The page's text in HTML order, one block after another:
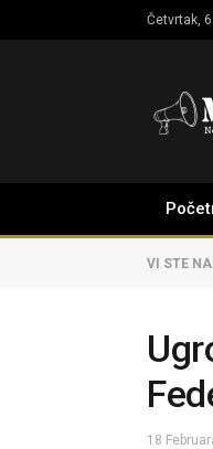
Četvrtak,
VI STE
18